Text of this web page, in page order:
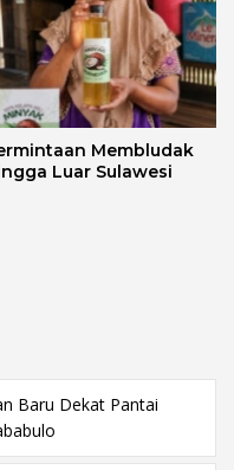
Membludak
Luar Sulawesi
Baru Dekat Pantai